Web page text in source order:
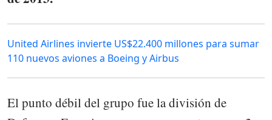
United Airlines invierte US$22.400 millones para sumar
110 nuevos aviones a Boeing y Airbus
El punto débil del grupo fue la división de